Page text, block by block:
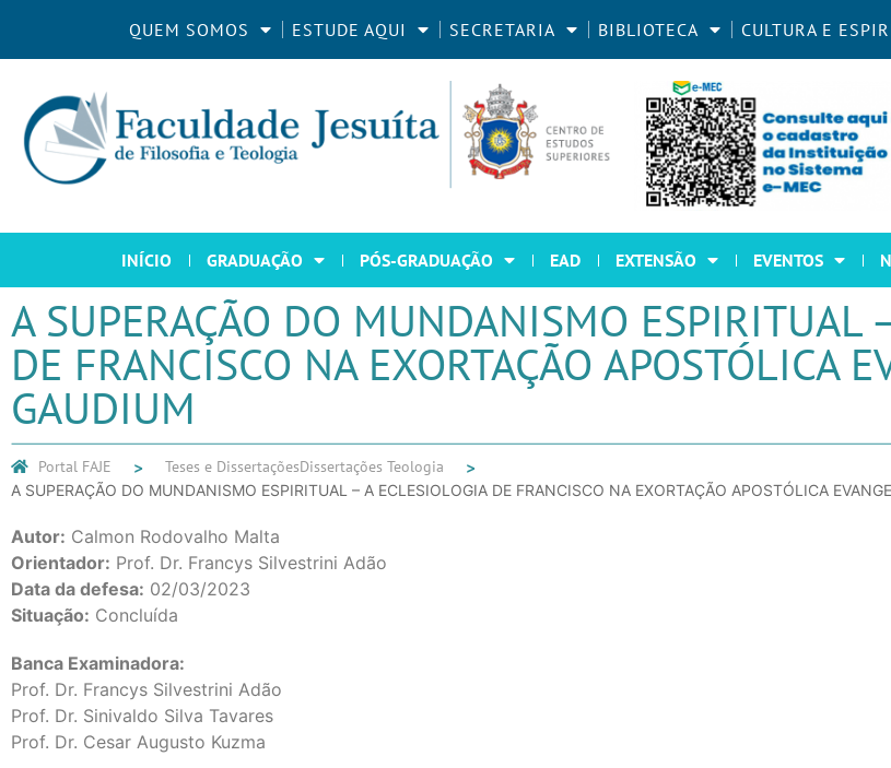
QUEM SOMOS ESTUDE AQUI SECRETARIA BIBLIOTECA CULTURA E
INÍCIO GRADUAÇÃO PÓS-GRADUAÇÃO EAD EXTENSÃO EVENTOS
A SUPERAÇÃO DO MUNDANISMO ESPIRITUAL
DE FRANCISCO NA EXORTAÇÃO APOSTÓLICA
GAUDIUM
Portal FAJE Teses e DissertaçõesDissertações Teologia
A SUPERAÇÃO DO MUNDANISMO ESPIRITUAL – A ECLESIOLOGIA DE FRANCISCO NA EXORTAÇÃO APOSTÓLICA
Autor: Calmon Rodovalho Malta
Orientador: Prof. Dr. Francys Silvestrini Adão
Data da defesa: 02/03/2023
Situação: Concluída
Banca Examinadora:
Prof. Dr. Francys Silvestrini Adão
Prof. Dr. Sinivaldo Silva Tavares
Prof. Dr. Cesar Augusto Kuzma